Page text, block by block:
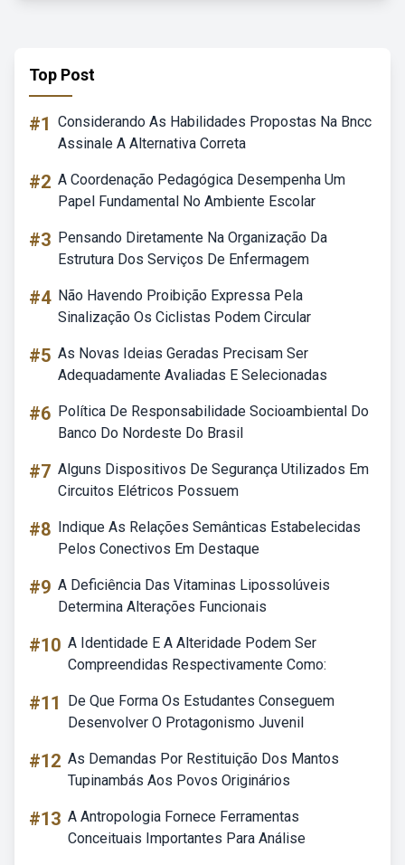
Top Post
#1 Considerando As Habilidades Propostas Na Bncc
Assinale A Alternativa Correta
#2 A Coordenação Pedagógica Desempenha Um
Papel Fundamental No Ambiente Escolar
#3 Pensando Diretamente Na Organização Da
Estrutura Dos Serviços De Enfermagem
#4 Não Havendo Proibição Expressa Pela
Sinalização Os Ciclistas Podem Circular
#5 As Novas Ideias Geradas Precisam Ser
Adequadamente Avaliadas E Selecionadas
#6 Política De Responsabilidade Socioambiental Do
Banco Do Nordeste Do Brasil
#7 Alguns Dispositivos De Segurança Utilizados Em
Circuitos Elétricos Possuem
#8 Indique As Relações Semânticas Estabelecidas
Pelos Conectivos Em Destaque
#9 A Deficiência Das Vitaminas Lipossolúveis
Determina Alterações Funcionais
#10 A Identidade E A Alteridade Podem Ser
Compreendidas Respectivamente Como:
#11
De Que Forma Os Estudantes Conseguem
Desenvolver O Protagonismo Juvenil
#12 As Demandas Por Restituição Dos Mantos
Tupinambás Aos Povos Originários
#13 A Antropologia Fornece Ferramentas
Conceituais Importantes Para Análise